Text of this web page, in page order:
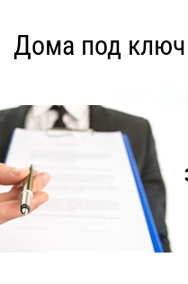
Дома под ключ